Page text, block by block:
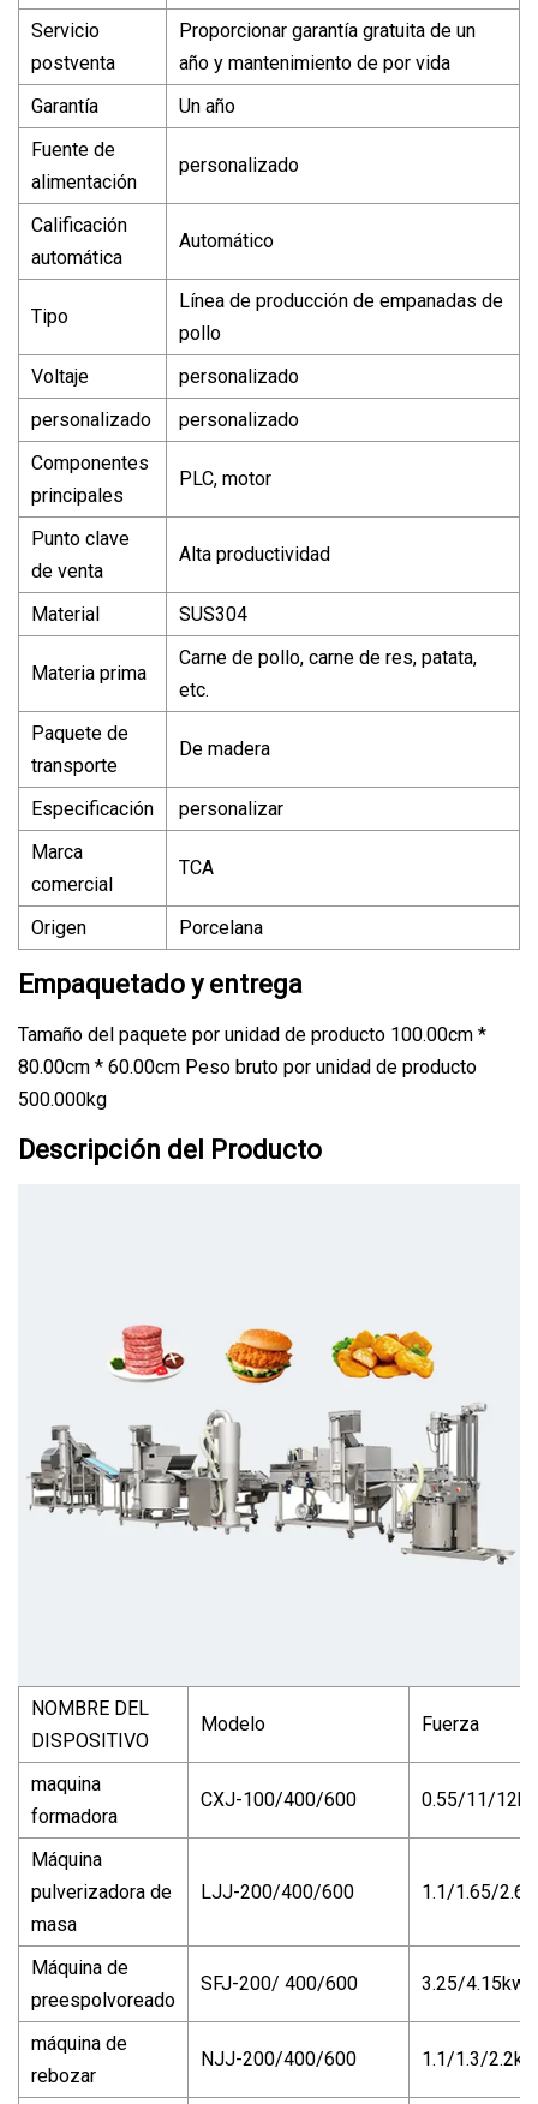
Servicio
postventa
Proporcionar garantía gratuita de un
año y mantenimiento de por vida
Garantía
Un año
Fuente de
alimentación
personalizado
Calificación
automática
Automático
Tipo
Línea de producción de empanadas de
pollo
Voltaje
personalizado
personalizado
personalizado
Componentes
principales
PLC, motor
Punto clave
de venta
Alta productividad
Material SUS304
Materia prima
Carne de pollo, carne de res, patata,
etc.
Paquete de
transporte
De madera
Especificación
personalizar
Marca
comercial
TCA
Origen Porcelana
Empaquetado y entrega
Tamaño del paquete por unidad de producto 100.00cm *
80.00cm * 60.00cm Peso bruto por unidad de producto
500.000kg
Descripción del Producto
NOMBRE DEL
DISPOSITIVO
Modelo Fuerza
maquina
formadora
CXJ-100/400/600 0.55/11/
Máquina
pulverizadora de
masa
LJJ-200/400/600 1.1/1.65/
Máquina de
preespolvoreado
SFJ-200/ 400/600 3.25/4.15kw
máquina de
rebozar
NJJ-200/400/600 1.1/1.3/2.2kw